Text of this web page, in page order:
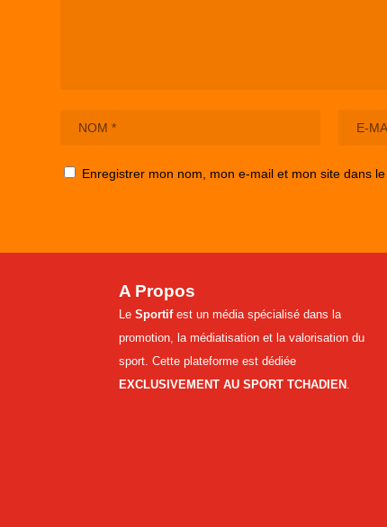
Enregistrer mon nom, mon e-mail et mon site dans
A Propos
Le Sportifest un média spécialisé dans la
promotion, la médiatisation et la valorisation du
sport. Cette plateforme est dédiée
EXCLUSIVEMENT AU SPORT TCHADIEN